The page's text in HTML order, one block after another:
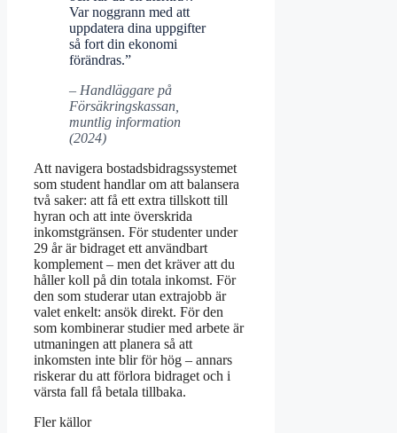
Var noggrann med att
uppdatera dina uppgifter
så fort din ekonomi
förändras.”
– Handläggare på
Försäkringskassan,
muntlig information
(2024)
Att navigera bostadsbidragssystemet
som student handlar om att balansera
två saker: att få ett extra tillskott till
hyran och att inte överskrida
inkomstgränsen. För studenter under
29 år är bidraget ett användbart
komplement – men det kräver att du
håller koll på din totala inkomst. För
den som studerar utan extrajobb är
valet enkelt: ansök direkt. För den
som kombinerar studier med arbete är
utmaningen att planera så att
inkomsten inte blir för hög – annars
riskerar du att förlora bidraget och i
värsta fall få betala tillbaka.
Fler källor